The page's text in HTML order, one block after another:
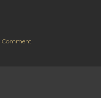
Comment